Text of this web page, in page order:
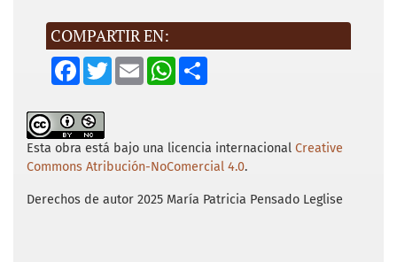
COMPARTIR EN:
F
a
b
o
o
k
T
w
r
E
m
W
p
p
S
Esta obra está bajo una licencia internacional Creative
Commons Atribución-NoComercial 4.0.
Derechos de autor 2025 María Patricia Pensado Leglise